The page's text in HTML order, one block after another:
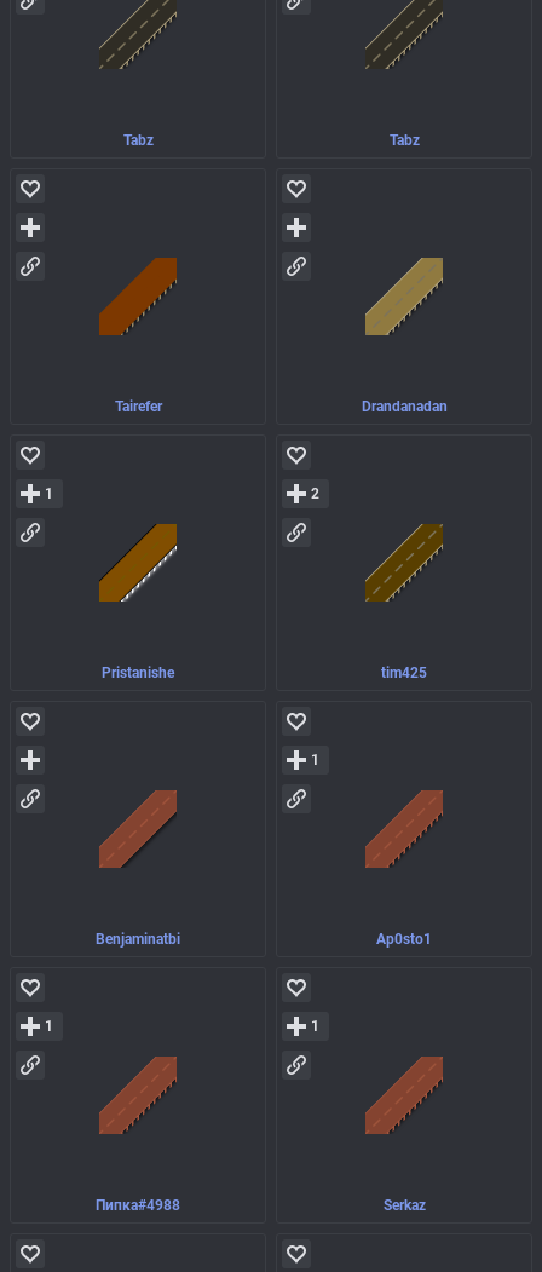
Tabz Tabz
Tairefer Drandanadan
Pristanishe
1
tim425
2
Benjaminatbi Ap0sto1
1
Пипка#4988
1
Serkaz
1